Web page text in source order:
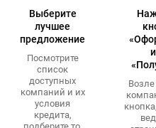
Выберите
лучшее
предложение
Посмотрите
список
доступных
компаний и их
условия
кредита,